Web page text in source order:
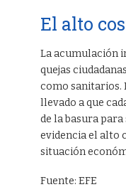
El alto
La acumulación
quejas
como sanitarios.
llevado a que
de la basura
evidencia el alto
situación
Fuente: EFE